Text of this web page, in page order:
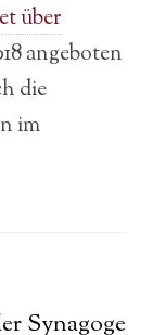
über
angeboten
die
im
Synagoge